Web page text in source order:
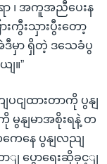
ာ ၊ အကူအညီပေးန
ကွီးသှားပွီးတော့
မှာ ရှိတဲ့ ဒသေခံပွ
။”
ပငျထားတာကို ပွနျ
နျမာအစိုးရနဲ့ တ
ေနေ ပွနျလညျ
ာျ ပွောရေးဆိုခှင့ျ